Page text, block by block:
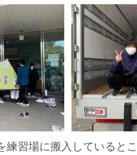
練習場に搬入していると